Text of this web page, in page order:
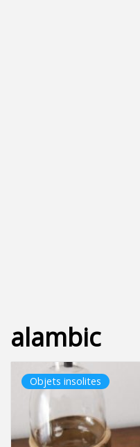
alambic
Objets insolites